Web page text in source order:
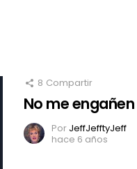
8 Compartir
No me engañen
Por JeffJefftyJeff
hace 6 años